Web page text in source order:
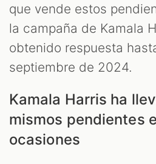
que vende estos
la campaña de Kamala
obtenido respuesta
septiembre de 2024.
Kamala Harris ha
mismos pendientes
ocasiones